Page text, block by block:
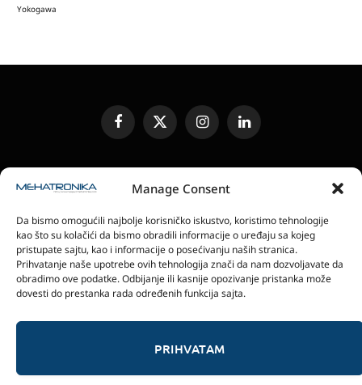
Manage Consent
Da bismo omogućili najbolje korisničko iskustvo, koristimo tehnologije
kao što su kolačići da bismo obradili informacije o uređaju sa kojeg
pristupate sajtu, kao i informacije o posećivanju naših stranica.
Prihvatanje naše upotrebe ovih tehnologija znači da nam dozvoljavate da
obradimo ove podatke. Odbijanje ili kasnije opozivanje pristanka može
dovesti do prestanka rada određenih funkcija sajta.
PRIHVATAM
Yokogawa
FacebookX
(Twitter)
InstagramLinkedIn
SLANJE JEDINICA ZA RECENZIJU
ELEKTRONSKA IZDANJA
POLITIKA PRIVATNOSTI
POLITIKA KOLAČIĆA
magazin Mehatronika - Agencija “Gomo Design”
Stanoja Glavaša 37, 26300 Vršac, Serbia
© 2026 magazin Mehatronika by Gomo Design.